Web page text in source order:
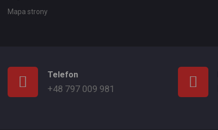
Mapa strony
Telefon
+48 797 009 981